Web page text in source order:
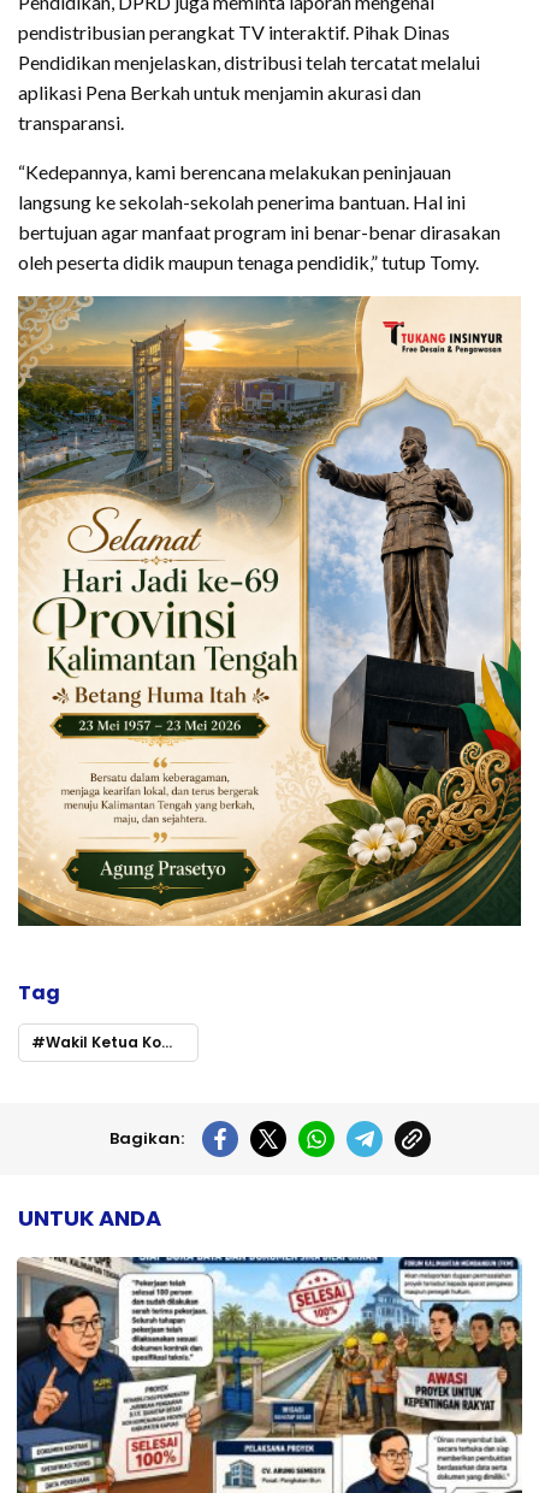
pendistribusian perangkat TV interaktif. Pihak Dinas
Pendidikan menjelaskan, distribusi telah tercatat melalui
aplikasi Pena Berkah untuk menjamin akurasi dan
transparansi.
“Kedepannya, kami berencana melakukan peninjauan
langsung ke sekolah-sekolah penerima bantuan. Hal ini
bertujuan agar manfaat program ini benar-benar dirasakan
oleh peserta didik maupun tenaga pendidik,” tutup Tomy.
Tag
Wakil Ketua Komisi III DPRD Kalteng Apresiasi Program TV Interaktif di Sekolah
Bagikan:
UNTUK ANDA